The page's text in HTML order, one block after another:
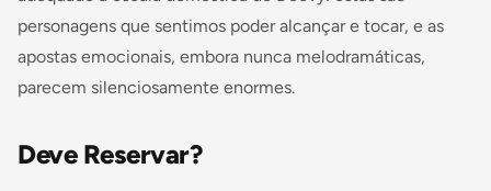
personagens que sentimos poder alcançar e tocar, e as
apostas emocionais, embora nunca melodramáticas,
parecem silenciosamente enormes.
Deve Reservar?